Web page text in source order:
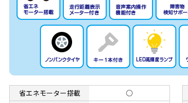
省エネモーター搭載
○